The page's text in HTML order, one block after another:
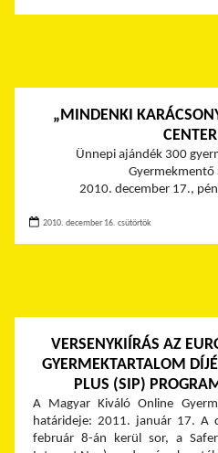
„MINDENKI
Ünnepi ajándék 300
Gyermekmentő
2010. december 17.,
2010. december 16. csütörtök
VERSENYKIÍRÁS AZ
GYERMEKTARTALOM
PLUS (SIP)
A Magyar Kiváló Online
határideje: 2011. január 17. A
február 8-án kerül sor, a